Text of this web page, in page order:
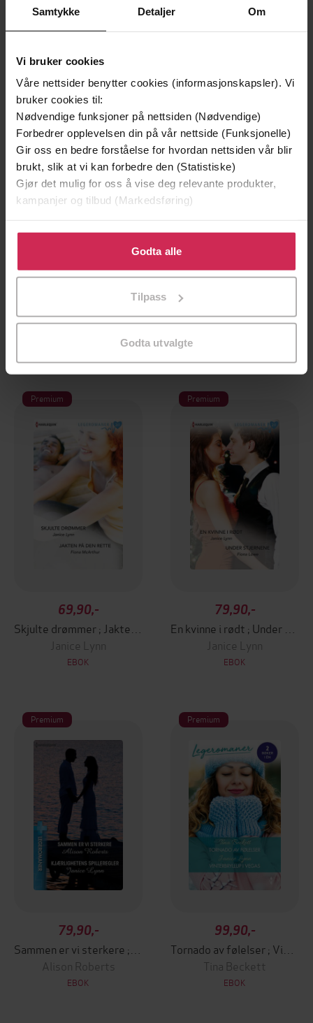
Samtykke Detaljer Om
Vi bruker cookies
Våre nettsider benytter cookies (informasjonskapsler). Vi
bruker cookies til:
Nødvendige funksjoner på nettsiden (Nødvendige)
Forbedrer opplevelsen din på vår nettside (Funksjonelle)
Gir oss en bedre forståelse for hvordan nettsiden vår blir
brukt, slik at vi kan forbedre den (Statistiske)
Gjør det mulig for oss å vise deg relevante produkter,
kampanjer og tilbud (Markedsføring)
Klikk på «Godta alle» for å gi oss ditt samtykke til å
bruke cookies for alle disse formålene. Du kan også
tilpasse ditt samtykke til spesifikke formål ved å klikke
Godta alle
Tilpass
Godta utvalgte
Premium
Annie O'Neil
Premium
Janice Lynn
Premium
69,90,-
Janice Lynn
EBOK
Premium
79,90,-
Janice Lynn
EBOK
Premium
79,90,-
Alison Roberts
EBOK
Premium
99,90,-
Tina Beckett
EBOK